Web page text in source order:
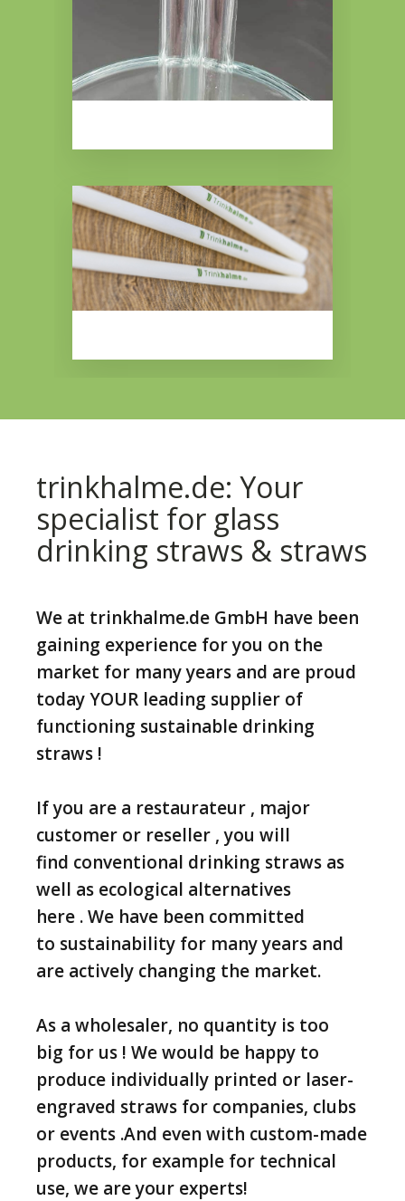
trinkhalme.de: Your
specialist for glass
drinking straws & straws
We at trinkhalme.de GmbH have been
gaining experience for you on the
market for many years and are proud
today YOUR leading supplier of
functioning sustainable drinking
straws !
If you are a restaurateur , major
customer or reseller , you will
find conventional drinking straws as
well as ecological alternatives
here . We have been committed
to sustainability for many years and
are actively changing the market.
As a wholesaler, no quantity is too
big for us ! We would be happy to
produce individually printed or laser-
engraved straws for companies, clubs
or events .And even with custom-made
products, for example for technical
use, we are your experts!